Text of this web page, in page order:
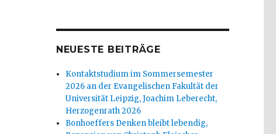
NEUESTE BEITRÄGE
Kontaktstudium im Sommersemester
2026 an der Evangelischen Fakultät der
Universität Leipzig, Joachim Leberecht,
Herzogenrath 2026
Bonhoeffers Denken bleibt lebendig,